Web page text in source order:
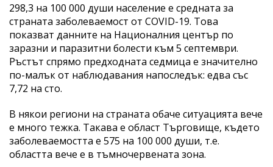
298,3 на 100 000 души население е средната за
страната заболеваемост от COVID-19. Това
показват данните на Националния център по
заразни и паразитни болести към 5 септември.
Ръстът спрямо предходната седмица е значително
по-малък от наблюдавания напоследък: едва със
7,72 на сто.
В някои региони на страната обаче ситуацията вече
е много тежка. Такава е област Търговище, където
заболеваемостта е 575 на 100 000 души, т.е.
областта вече е в тъмночервената зона.